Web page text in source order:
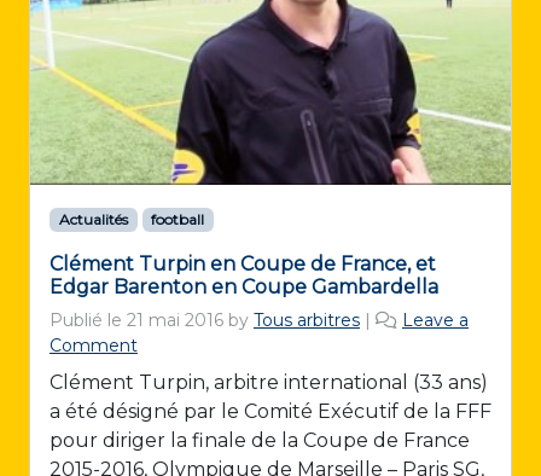
Actualités football
Clément Turpin en Coupe de France, et
Edgar Barenton en Coupe Gambardella
Publié le 21 mai 2016 by Tous arbitres |
Leave a
Comment
Clément Turpin, arbitre international (33 ans)
a été désigné par le Comité Exécutif de la FFF
pour diriger la finale de la Coupe de France
2015-2016, Olympique de Marseille – Paris SG,